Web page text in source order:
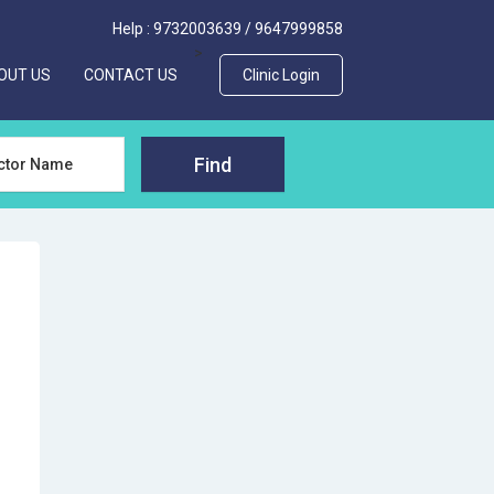
Help : 9732003639 /9647999858
US CONTACT US
>
Clinic Login
Find